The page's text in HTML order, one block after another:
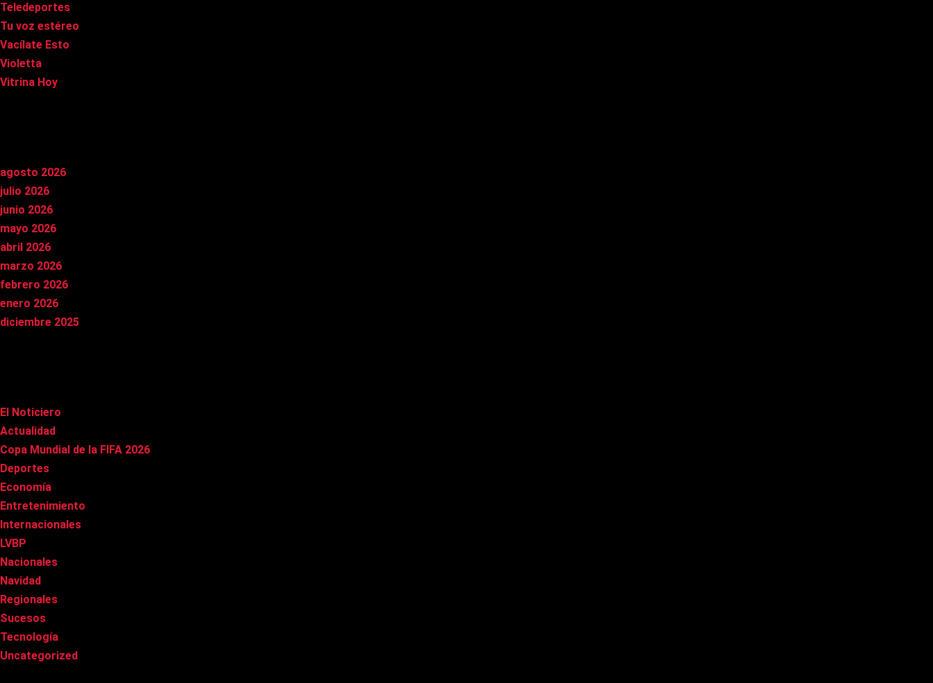
Teledeportes
Tu voz estéreo
Vacílate Esto
Violetta
Vitrina Hoy
agosto 2026
julio 2026
junio 2026
mayo 2026
abril 2026
marzo 2026
febrero 2026
enero 2026
diciembre 2025
El Noticiero
Actualidad
Copa Mundial de la FIFA 2026
Deportes
Economía
Entretenimiento
Internacionales
LVBP
Nacionales
Navidad
Regionales
Sucesos
Tecnología
Uncategorized